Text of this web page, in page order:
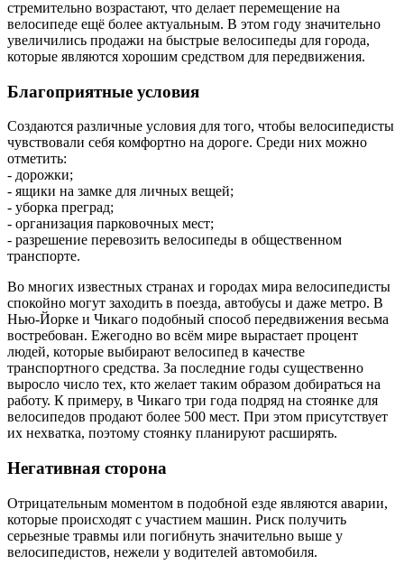
стремительно возрастают, что делает перемещение на
велосипеде ещё более актуальным. В этом году значительно
увеличились продажи на быстрые велосипеды для города,
которые являются хорошим средством для передвижения.
Благоприятные условия
Создаются различные условия для того, чтобы велосипедисты
чувствовали себя комфортно на дороге. Среди них можно
отметить:
- дорожки;
- ящики на замке для личных вещей;
- уборка преград;
- организация парковочных мест;
- разрешение перевозить велосипеды в общественном
транспорте.
Во многих известных странах и городах мира велосипедисты
спокойно могут заходить в поезда, автобусы и даже метро. В
Нью-Йорке и Чикаго подобный способ передвижения весьма
востребован. Ежегодно во всём мире вырастает процент
людей, которые выбирают велосипед в качестве
транспортного средства. За последние годы существенно
выросло число тех, кто желает таким образом добираться на
работу. К примеру, в Чикаго три года подряд на стоянке для
велосипедов продают более 500 мест. При этом присутствует
их нехватка, поэтому стоянку планируют расширять.
Негативная сторона
Отрицательным моментом в подобной езде являются аварии,
которые происходят с участием машин. Риск получить
серьезные травмы или погибнуть значительно выше у
велосипедистов, нежели у водителей автомобиля.